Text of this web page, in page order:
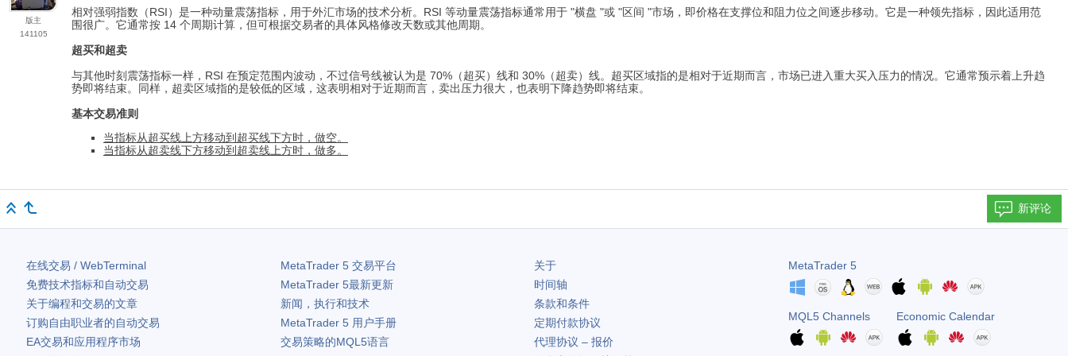
版主
141105
相对强弱指数（RSI）是一种动量震荡指标，用于外汇市场的技术分析。RSI 等动量震荡指标通常用于 "横盘 "或 "区间 "市场，即价格在支撑位和阻力位之间逐步移动。它是一种领先指标，因此适用范
围很广。它通常按 14 个周期计算，但可根据交易者的具体风格修改天数或其他周期。
超买和超卖
与其他时刻震荡指标一样，RSI 在预定范围内波动，不过信号线被认为是 70%（超买）线和 30%（超卖）线。超买区域指的是相对于近期而言，市场已进入重大买入压力的情况。它通常预示着上升趋
势即将结束。同样，超卖区域指的是较低的区域，这表明相对于近期而言，卖出压力很大，也表明下降趋势即将结束。
基本交易准则
当指标从超买线上方移动到超买线下方时，做空。
当指标从超卖线下方移动到超卖线上方时，做多。
新评论
在线交易 / WebTerminal
免费技术指标和自动交易
关于编程和交易的文章
订购自由职业者的自动交易
EA交易和应用程序市场
MetaTrader 5交易平台
MetaTrader 5最新更新
新闻，执行和技术
MetaTrader 5用户手册
交易策略的MQL5语言
关于
时间轴
条款和条件
定期付款协议
代理协议 – 报价
MetaTrader 5
MQL5 Channels Economic Calendar